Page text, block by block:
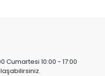
Cumartesi 10:00 - 17:00